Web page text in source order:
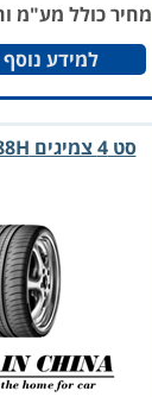
מחיר כולל מע"מ
למידע
סט 4 צמיגים ‎185/65R15 88H